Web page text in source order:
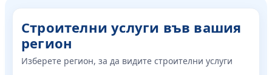
Строителни услуги във вашия
регион
Изберете регион, за да видите строителни услуги